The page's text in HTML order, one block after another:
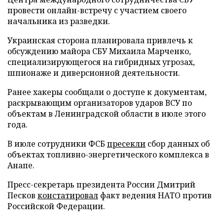
провести онлайн-встречу с участием своего
начальника из разведки.
Украинская сторона планировала привлечь к
обсуждению майора СБУ Михаила Марченко,
специализирующегося на гибридных угрозах,
шпионаже и диверсионной деятельности.
Ранее хакеры сообщали о доступе к документам,
раскрывающим организаторов ударов ВСУ по
объектам в Ленинградской области в июле этого
года.
В июле сотрудники ФСБ пресекли сбор данных об
объектах топливно-энергетического комплекса в
Анапе.
Пресс-секретарь президента России Дмитрий
Песков констатировал факт ведения НАТО против
Российской Федерации.